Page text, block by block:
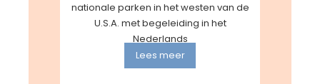
nationale parken in het westen van de
U.S.A. met begeleiding in het
Nederlands
Lees meer